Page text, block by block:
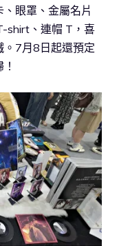
眼罩、金屬名片
shirt、連帽 T，喜
。7月8日起還預定